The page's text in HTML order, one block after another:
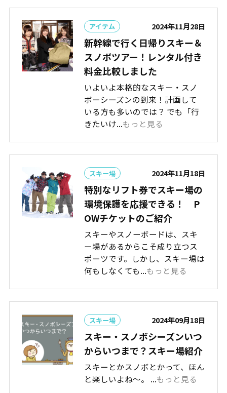
アイテム 2024年11月28日
新幹線で行く日帰りスキー＆
スノボツアー！レンタル付き
料金比較しました
いよいよ本格的なスキー・スノ
ボーシーズンの到来！計画して
いる方も多いのでは？ でも「行
きたいけ...もっと見る
スキー場 2024年11月18日
特別なリフト券でスキー場の
環境保護を応援できる！ P
OWチケットのご紹介
スキーやスノーボードは、スキ
ー場があるからこそ成り立つス
ポーツです。しかし、スキー場は
何もしなくても...もっと見る
スキー場 2024年09月18日
スキー・スノボシーズンいつ
からいつまで？スキー場紹介
スキーとかスノボとかって、ほん
と楽しいよね～。 ...もっと見る